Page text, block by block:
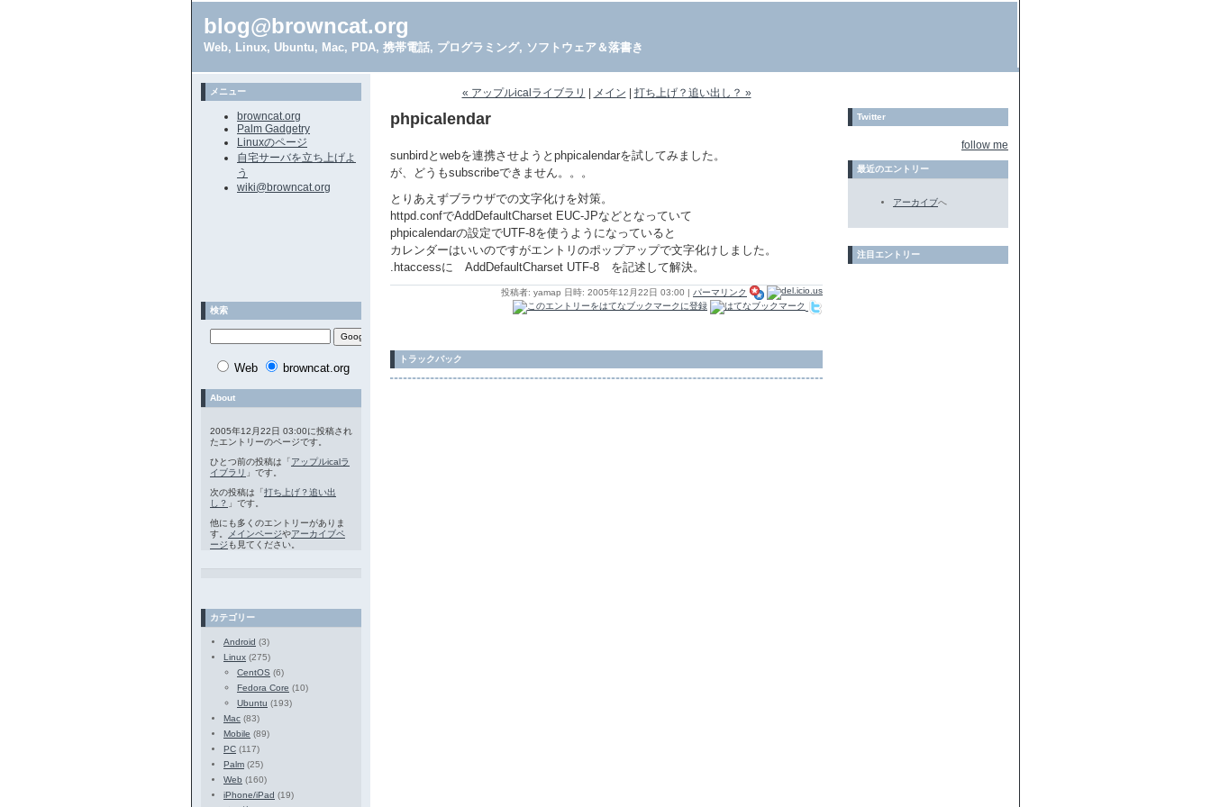
blog@browncat.org
Web, Linux, Ubuntu, Mac, PDA, 携帯電話, プログラミング, ソフトウェア＆落書き
« アップルicalライブラリ メイン 打ち上げ？追い出し？ »
phpicalendar
sunbirdとwebを連携させようとphpicalendarを試してみました。
が、どうもsubscribeできません。。。
とりあえずブラウザでの文字化けを対策。
httpd.confでAddDefaultCharset EUC-JPなどとなっていて
phpicalendarの設定でUTF-8を使うようになっていると
カレンダーはいいのですがエントリのポップアップで文字化けしました。
.htaccessに AddDefaultCharset UTF-8 を記述して解決。
投稿者: yamap 日時: 2005年12月22日 03:00 | パーマリンク
トラックバック
メニュー
browncat.org
Palm Gadgetry
Linuxのページ
自宅サーバを立ち上げよ
う
wiki@browncat.org
検索
Web browncat.org
About
2005年12月22日 03:00に投稿され
たエントリーのページです。
ひとつ前の投稿は「アップルicalラ
イブラリ 」です。
次の投稿は「打ち上げ？追い出
し？ 」です。
他にも多くのエントリーがありま
す。
メインページやアーカイブペ
ージ も見てください。
カテゴリー
Android (3)
Linux (275)
CentOS (6)
Fedora Core (10)
Ubuntu (193)
Mac (83)
Mobile (89)
PC (117)
Palm (25)
Web (160)
iPhone/iPad (19)
Twitter
follow me
最近のエントリー
アーカイブへ
注目エントリー